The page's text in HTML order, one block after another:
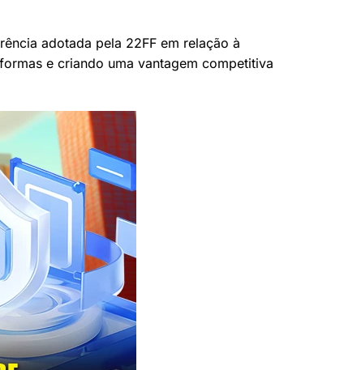
adotada pela 22FF em relação à
e criando uma vantagem competitiva